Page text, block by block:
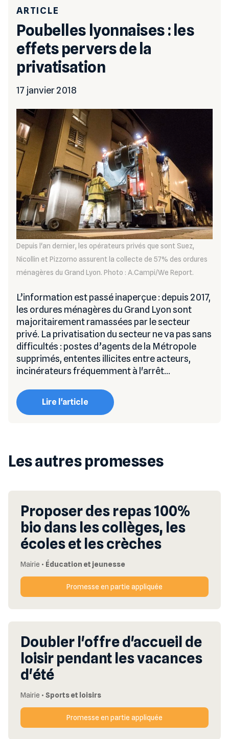
ARTICLE
Poubelles lyonnaises : les
effets pervers de la
privatisation
17 janvier 2018
Depuis l'an dernier, les opérateurs privés que sont Suez,
Nicollin et Pizzorno assurent la collecte de 57% des ordures
ménagères du Grand Lyon. Photo : A.Campi/We Report.
L’information est passé inaperçue : depuis 2017,
les ordures ménagères du Grand Lyon sont
majoritairement ramassées par le secteur
privé. La privatisation du secteur ne va pas sans
difficultés : postes d’agents de la Métropole
supprimés, ententes illicites entre acteurs,
incinérateurs fréquemment à l'arrêt…
Lire l'article
Les autres promesses
Proposer des repas 100%
bio dans les collèges, les
écoles et les crèches
Mairie • Éducation et jeunesse
Promesse en partie appliquée
Doubler l'offre d'accueil de
loisir pendant les vacances
d'été
Mairie • Sports et loisirs
Promesse en partie appliquée